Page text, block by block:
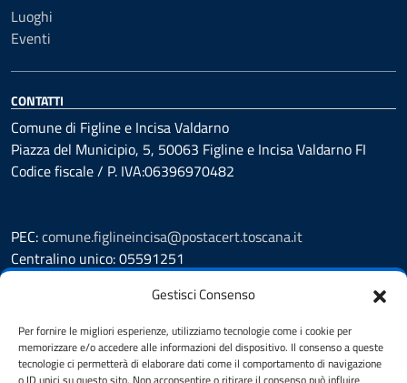
Gestisci Consenso
Per fornire le migliori esperienze, utilizziamo tecnologie come i cookie per
memorizzare e/o accedere alle informazioni del dispositivo. Il consenso a queste
tecnologie ci permetterà di elaborare dati come il comportamento di navigazione
Luoghi
Eventi
CONTATTI
Comune di Figline e Incisa Valdarno
Piazza del Municipio, 5, 50063 Figline e Incisa Valdarno FI
Codice fiscale / P. IVA:06396970482
PEC:comune.figlineincisa@postacert.toscana.it
Centralino unico: 05591251
Segnalazione disservizio
Whistleblowing